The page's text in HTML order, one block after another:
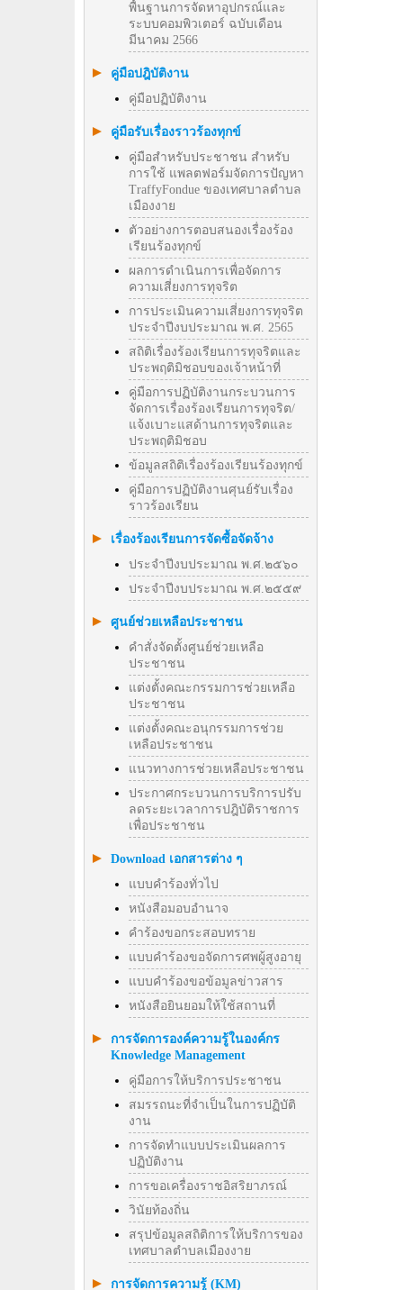
พื้นฐานการจัดหาอุปกรณ์และ
ระบบคอมพิวเตอร์ ฉบับเดือน
มีนาคม 2566
คู่มือปฎิบัติงาน
คู่มือปฏิบัติงาน
คู่มือรับเรื่องราวร้องทุกข์
คู่มือสำหรับประชาชน สำหรับ
การใช้ แพลตฟอร์มจัดการปัญหา
TraffyFondue ของเทศบาลตำบล
เมืองงาย
ตัวอย่างการตอบสนองเรื่องร้อง
เรียนร้องทุกข์
ผลการดำเนินการเพื่อจัดการ
ความเสี่ยงการทุจริต
การประเมินความเสี่ยงการทุจริต
ประจำปีงบประมาณ พ.ศ. 2565
สถิติเรื่องร้องเรียนการทุจริตและ
ประพฤติมิชอบของเจ้าหน้าที่
คู่มือการปฏิบัติงานกระบวนการ
จัดการเรื่องร้องเรียนการทุจริต/
แจ้งเบาะแสด้านการทุจริตและ
ประพฤติมิชอบ
ข้อมูลสถิติเรื่องร้องเรียนร้องทุกข์
คู่มือการปฏิบัติงานศุนย์รับเรื่อง
ราวร้องเรียน
เรื่องร้องเรียนการจัดซื้อจัดจ้าง
ประจำปีงบประมาณ พ.ศ.๒๕๖๐
ประจำปีงบประมาณ พ.ศ.๒๕๕๙
ศูนย์ช่วยเหลือประชาชน
คำสั่งจัดตั้งศูนย์ช่วยเหลือ
ประชาชน
แต่งตั้งคณะกรรมการช่วยเหลือ
ประชาชน
แต่งตั้งคณะอนุกรรมการช่วย
เหลือประชาชน
แนวทางการช่วยเหลือประชาชน
ประกาศกระบวนการบริการปรับ
ลดระยะเวลาการปฎิบัติราชการ
เพื่อประชาชน
Download เอกสารต่าง ๆ
แบบคำร้องทั่วไป
หนังสือมอบอำนาจ
คำร้องขอกระสอบทราย
แบบคำร้องขอจัดการศพผู้สูงอายุ
แบบคำร้องขอข้อมูลข่าวสาร
หนังสือยินยอมให้ใช้สถานที่
การจัดการองค์ความรู้ในองค์กร
Knowledge Management
คู่มือการให้บริการประชาชน
สมรรถนะที่จำเป็นในการปฏิบัติ
งาน
การจัดทำแบบประเมินผลการ
ปฏิบัติงาน
การขอเครื่องราชอิสริยาภรณ์
วินัยท้องถิ่น
สรุปข้อมูลสถิติการให้บริการของ
เทศบาลตำบลเมืองงาย
การจัดการความรู้ (KM)